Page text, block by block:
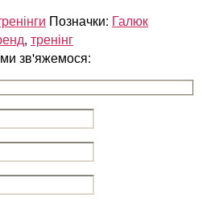
Позначки: Галюк
, тренінг
зв'яжемося: